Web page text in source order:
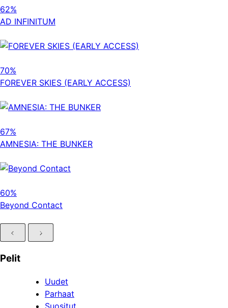
62%
AD INFINITUM
70%
FOREVER SKIES (EARLY ACCESS)
67%
AMNESIA: THE BUNKER
60%
Beyond Contact
Pelit
Uudet
Parhaat
Suositut